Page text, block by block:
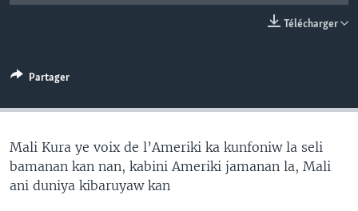
Télécharger
Partager
Mali Kura ye voix de l’Ameriki ka kunfoniw la seli
bamanan kan nan, kabini Ameriki jamanan la, Mali
ani duniya kibaruyaw kan